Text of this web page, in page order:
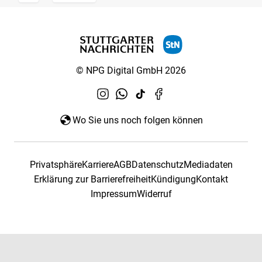
© NPG Digital GmbH 2026
Wo Sie uns noch folgen können
PrivatsphäreKarriereAGBDatenschutzMediadaten
Erklärung zur BarrierefreiheitKündigungKontakt
ImpressumWiderruf